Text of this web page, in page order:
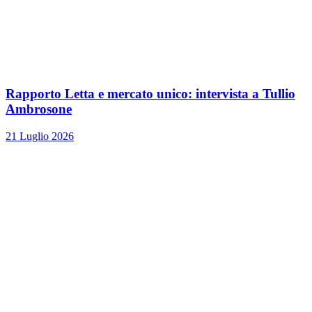
Rapporto Letta e mercato unico: intervista a Tullio
Ambrosone
21 Luglio 2026